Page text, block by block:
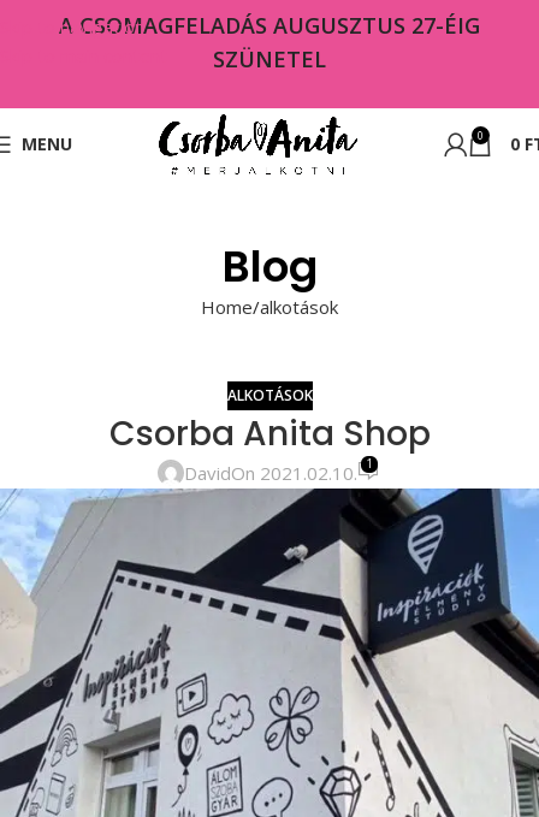
Skip to navigation
MENU 0 0
Blog
Home alkotások
ALKOTÁSOK
Csorba Anita Shop
DavidOn 2021.02.10. 1
A CSOMAGFELADÁS AUGUSZTUS 27-ÉIG
SZÜNETEL